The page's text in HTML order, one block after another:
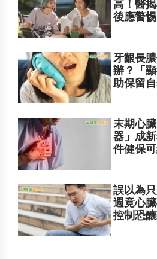
高！醫
後應警惕
牙齦長
辦？「
助保留
末期心
器」成
件健保
誤以為
週竟心
控制恐